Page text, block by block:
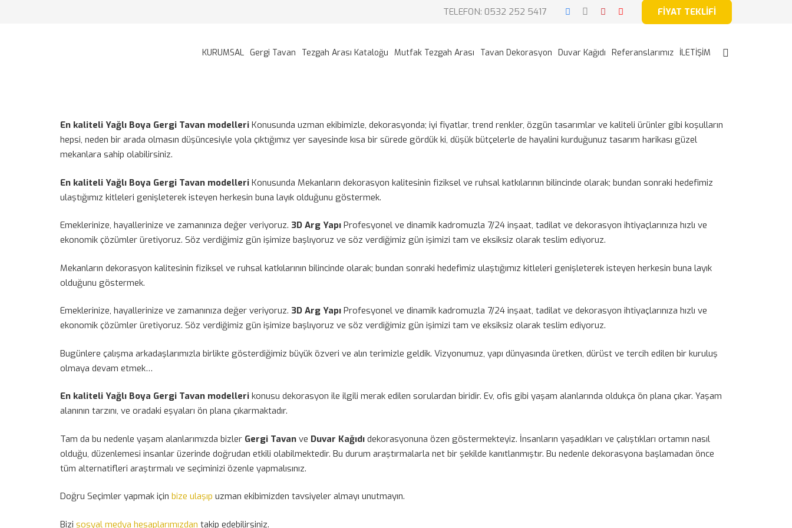
TELEFON: 0532 252 5417 FİYAT TEKLİFİ
KURUMSAL Gergi Tavan Tezgah Arası Kataloğu Mutfak Tezgah Arası Tavan Dekorasyon Duvar Kağıdı Referanslarımız İLETİŞİM
En kaliteli Yağlı Boya Gergi Tavan modelleri Konusunda uzman ekibimizle, dekorasyonda; iyi fiyatlar, trend renkler, özgün tasarımlar ve kaliteli ürünler gibi koşulların
hepsi, neden bir arada olmasın düşüncesiyle yola çıktığımız yer sayesinde kısa bir sürede gördük ki, düşük bütçelerle de hayalini kurduğunuz tasarım harikası güzel
mekanlara sahip olabilirsiniz.
En kaliteli Yağlı Boya Gergi Tavan modelleri Konusunda Mekanların dekorasyon kalitesinin fiziksel ve ruhsal katkılarının bilincinde olarak; bundan sonraki hedefimiz
ulaştığımız kitleleri genişleterek isteyen herkesin buna layık olduğunu göstermek.
Emeklerinize, hayallerinize ve zamanınıza değer veriyoruz. 3D Arg Yapı Profesyonel ve dinamik kadromuzla 7/24 inşaat, tadilat ve dekorasyon ihtiyaçlarınıza hızlı ve
ekonomik çözümler üretiyoruz. Söz verdiğimiz gün işimize başlıyoruz ve söz verdiğimiz gün işimizi tam ve eksiksiz olarak teslim ediyoruz.
Mekanların dekorasyon kalitesinin fiziksel ve ruhsal katkılarının bilincinde olarak; bundan sonraki hedefimiz ulaştığımız kitleleri genişleterek isteyen herkesin buna layık
olduğunu göstermek.
Emeklerinize, hayallerinize ve zamanınıza değer veriyoruz. 3D Arg Yapı Profesyonel ve dinamik kadromuzla 7/24 inşaat, tadilat ve dekorasyon ihtiyaçlarınıza hızlı ve
ekonomik çözümler üretiyoruz. Söz verdiğimiz gün işimize başlıyoruz ve söz verdiğimiz gün işimizi tam ve eksiksiz olarak teslim ediyoruz.
Bugünlere çalışma arkadaşlarımızla birlikte gösterdiğimiz büyük özveri ve alın terimizle geldik. Vizyonumuz, yapı dünyasında üretken, dürüst ve tercih edilen bir kuruluş
olmaya devam etmek…
En kaliteli Yağlı Boya Gergi Tavan modelleri konusu dekorasyon ile ilgili merak edilen sorulardan biridir. Ev, ofis gibi yaşam alanlarında oldukça ön plana çıkar. Yaşam
alanının tarzını, ve oradaki eşyaları ön plana çıkarmaktadır.
Tam da bu nedenle yaşam alanlarımızda bizler Gergi Tavan ve Duvar Kağıdı dekorasyonuna özen göstermekteyiz. İnsanların yaşadıkları ve çalıştıkları ortamın nasıl
olduğu, düzenlemesi insanlar üzerinde doğrudan etkili olabilmektedir. Bu durum araştırmalarla net bir şekilde kanıtlanmıştır. Bu nedenle dekorasyona başlamadan önce
tüm alternatifleri araştırmalı ve seçiminizi özenle yapmalısınız.
Doğru Seçimler yapmak için bize ulaşıp uzman ekibimizden tavsiyeler almayı unutmayın.
Bizi sosyal medya hesaplarımızdan takip edebilirsiniz.